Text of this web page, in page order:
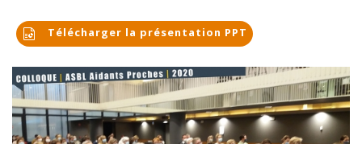
Télécharger la présentation PPT